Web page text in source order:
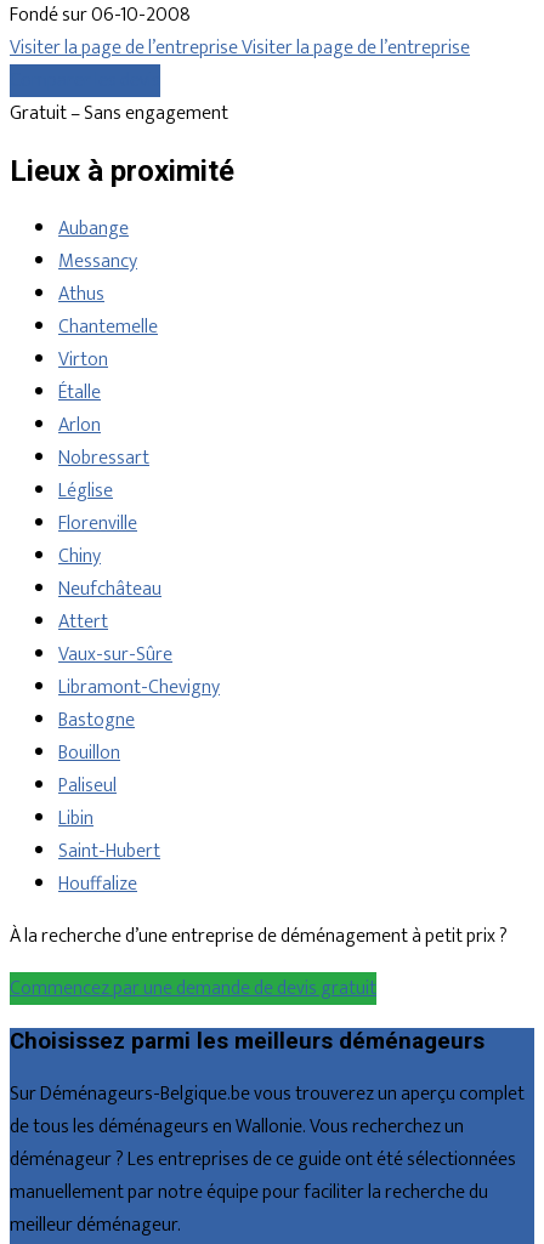
Fondé sur 06-10-2008
Visiter la page de l’entrepriseVisiter la page de l’entreprise
Gratuit – Sans engagement
Lieux à proximité
Aubange
Messancy
Athus
Chantemelle
Virton
Étalle
Arlon
Nobressart
Léglise
Florenville
Chiny
Neufchâteau
Attert
Vaux-sur-Sûre
Libramont-Chevigny
Bastogne
Bouillon
Paliseul
Libin
Saint-Hubert
Houffalize
À la recherche d’une entreprise de déménagement à petit prix ?
Commencez par une demande de devis gratuit
Choisissez parmi les meilleurs déménageurs
Sur Déménageurs-Belgique.be vous trouverez un aperçu complet
de tous les déménageurs en Wallonie. Vous recherchez un
déménageur ? Les entreprises de ce guide ont été sélectionnées
manuellement par notre équipe pour faciliter la recherche du
meilleur déménageur.